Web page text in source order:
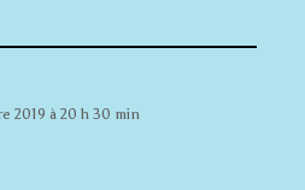
2019 à 20 h 30 min